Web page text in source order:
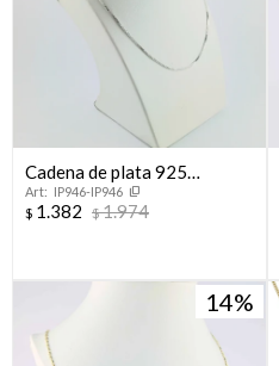
Cadena de plata 925
rodinada.
IP946-IP946
$ 1.382 $1.974
14